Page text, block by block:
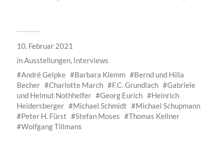
10. Februar 2021
inAusstellungen, Interviews
André Gelpke
Barbara Klemm
Bernd und Hilla
Becher
Charlotte March F.C. Grundlach
Gabriele
und Helmut Nothhelfer
Georg Eurich
Heinrich
Heidersberger
Michael Schmidt
Michael Schupmann
Peter H. Fürst
Stefan Moses
Thomas Kellner
Wolfgang Tillmans